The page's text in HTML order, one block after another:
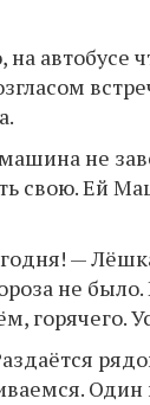
автобусе
не
свою. Ей
—
не
горячего.
Один